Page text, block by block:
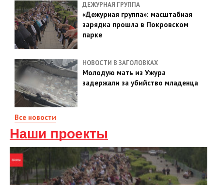
ДЕЖУРНАЯ ГРУППА
«Дежурная группа»: масштабная
зарядка прошла в Покровском
парке
НОВОСТИ В ЗАГОЛОВКАХ
Молодую мать из Ужура
задержали за убийство младенца
Все новости
Наши проекты